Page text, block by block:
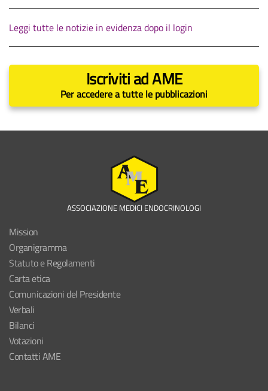
Leggi tutte le notizie in evidenza dopo il login
Iscriviti ad AME
Per accedere a tutte le pubblicazioni
ASSOCIAZIONE MEDICI ENDOCRINOLOGI
Mission
Organigramma
Statuto e Regolamenti
Carta etica
Comunicazioni del Presidente
Verbali
Bilanci
Votazioni
Contatti AME